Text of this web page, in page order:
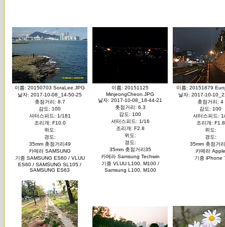
이름: 20150703 SoraLee.JPG
날자: 2017-10-08_14-50-25
촛점거리: 8.7
감도: 100
셔터스피드: 1/181
조리개: F10.0
위도:
경도:
35mm 촛점거리49
카메라 SAMSUNG
기종 SAMSUNG ES60 / VLUU
ES60 / SAMSUNG SL105 /
SAMSUNG ES63
이름: 20151125
MinjeongCheon.JPG
날자: 2017-10-08_18-44-21
촛점거리: 6.3
감도: 100
셔터스피드: 1/16
조리개: F2.8
위도:
경도:
35mm 촛점거리35
카메라 Samsung Techwin
기종 VLUU L100, M100 /
Samsung L100, M100
이름: 20151879
날자: 2017-10-
촛점거리: 4
감도: 100
셔터스피드:
조리개: F1.8
위도:
경도:
35mm 촛점거
카메라 Apple
기종 iPhone